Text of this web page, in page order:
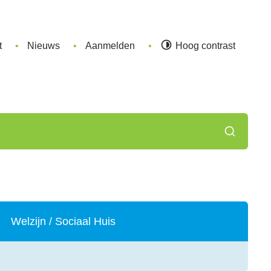
Nieuws Aanmelden Hoog contrast
Zoeken
Welzijn / Sociaal Huis